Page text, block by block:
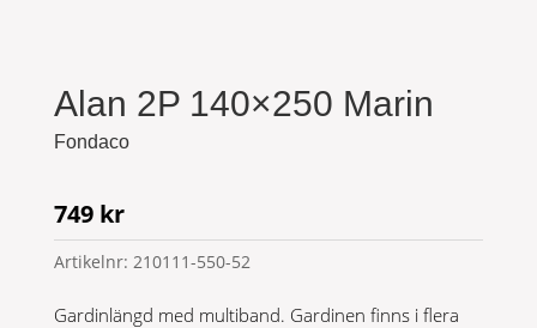
Alan 2P 140×250 Marin
Fondaco
749 kr
Artikelnr: 210111-550-52
Gardinlängd med multiband. Gardinen finns i flera